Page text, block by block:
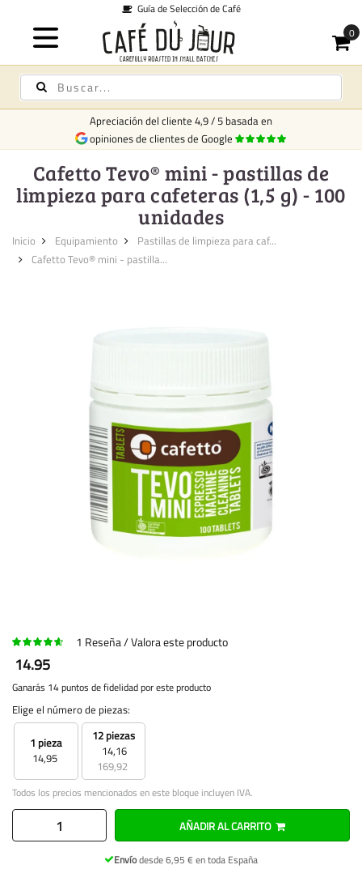
Guía de Selección de Café
Apreciación del cliente 4,9/5 basada en
opiniones de clientes de Google
Cafetto Tevo® mini - pastillas de
limpieza para cafeteras (1,5 g) - 100
unidades
Inicio Equipamiento
Pastillas de limpieza para caf...
Cafetto Tevo® mini - pastilla...
1 Reseña Valora este producto
14.95
Ganarás 14 puntos de fidelidad por este producto
Elige el número de piezas:
1 pieza
14,95
12 piezas
14,16
169,92
Todos los precios mencionados en este bloque incluyen IVA.
AÑADIR AL CARRITO
Envíodesde 6,95 € en toda España